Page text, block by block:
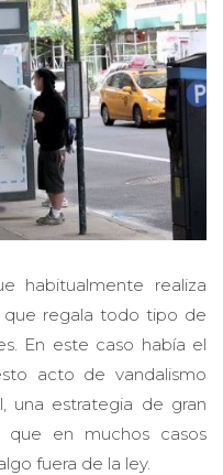
habitualmente realiza
regala todo tipo de
En este caso había el
acto de vandalismo
una estrategia de gran
que en muchos casos
fuera de la ley.